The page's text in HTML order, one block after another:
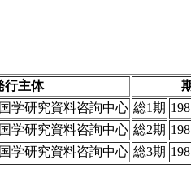
行主体
学研究資料咨詢中心 総1期
学研究資料咨詢中心 総2期
学研究資料咨詢中心 総3期